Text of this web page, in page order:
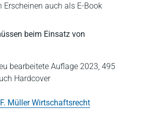
Erscheinen auch als E-Book
beim Einsatz von
bearbeitete Auflage 2023, 495
Hardcover
Müller Wirtschaftsrecht